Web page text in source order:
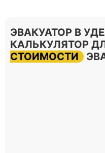
ЭВАКУАТОР В
КАЛЬКУЛЯТОР
СТОИМОСТИ